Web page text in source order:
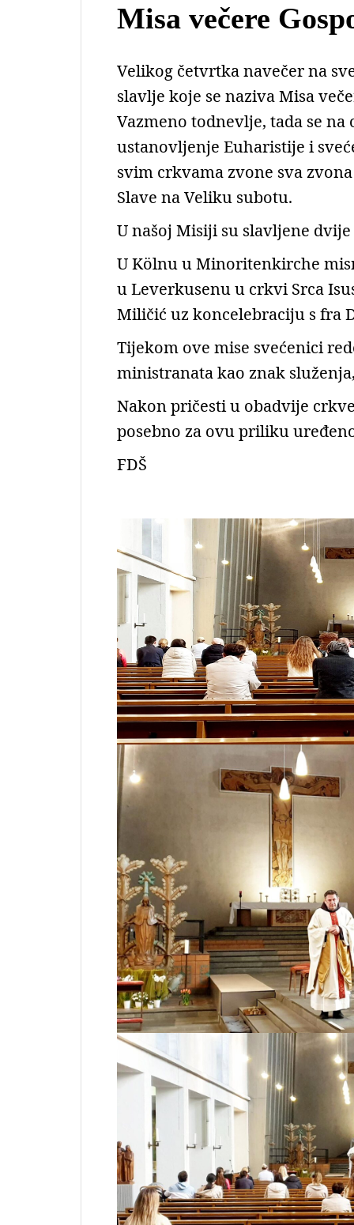
Misa večere
Velikog četvrtka navečer na
slavlje koje se naziva Misa
Vazmeno todnevlje, tada se
ustanovljenje Euharistije i
svim crkvama zvone sva
Slave na Veliku subotu.
U našoj Misiji su slavljene
U Kölnu u Minoritenkirche
u Leverkusenu u crkvi Srca
Miličić uz koncelebraciju s fra
Tijekom ove mise svećenici
ministranata kao znak
Nakon pričesti u obadvije
posebno za ovu priliku
FDŠ